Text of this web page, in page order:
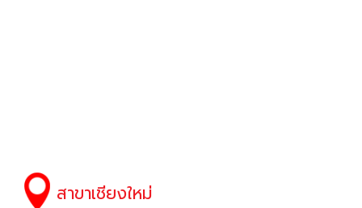
สาขาเชียงใหม่